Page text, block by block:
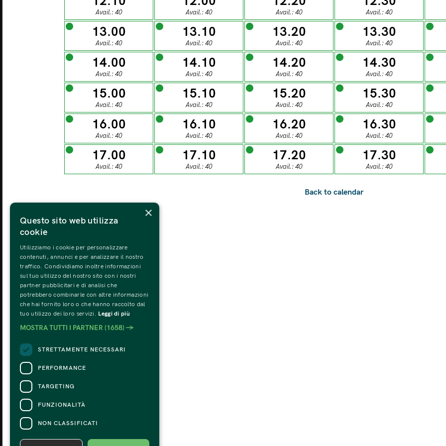
29 31
MONDAY
03
WEDNESDAY
05 06
FRIDAY
07 08
MONDAY
10
TUESDAY
11
WEDNESDAY
12 13
FRIDAY
14 15
MONDAY TUESDAY WEDNESDAY
19
THURSDAY FRIDAY
21
Avail.: 40 Avail.: 40 Avail.: 40 Avail.: 40
13.00
Avail.: 40
13.10
Avail.: 40
13.20
Avail.: 40
13.30
Avail.: 40
14.00
Avail.: 40
14.10
Avail.: 40
14.20
Avail.: 40
14.30
Avail.: 40
15.00
Avail.: 40
15.10
Avail.: 40
15.20
Avail.: 40
15.30
Avail.: 40
16.00
Avail.: 40
16.10
Avail.: 40
16.20
Avail.: 40
16.30
Avail.: 40
17.00
Avail.: 40
17.10
Avail.: 40
17.20
Avail.: 40
17.30
Avail.: 40
×
Questo sito web utilizza
cookie
Utilizziamo i cookie per personalizzare
contenuti, annunci e per analizzare il nostro
traffico. Condividiamo inoltre informazioni
sul tuo utilizzo del nostro sito con i nostri
partner pubblicitari e di analisi che
potrebbero combinarle con altre informazioni
che hai fornito loro o che hanno raccolto dal
tuo utilizzo dei loro servizi. Leggi di più
MOSTRA TUTTI I PARTNER (1658) →
STRETTAMENTE NECESSARI
PERFORMANCE
TARGETING
FUNZIONALITÀ
NON CLASSIFICATI